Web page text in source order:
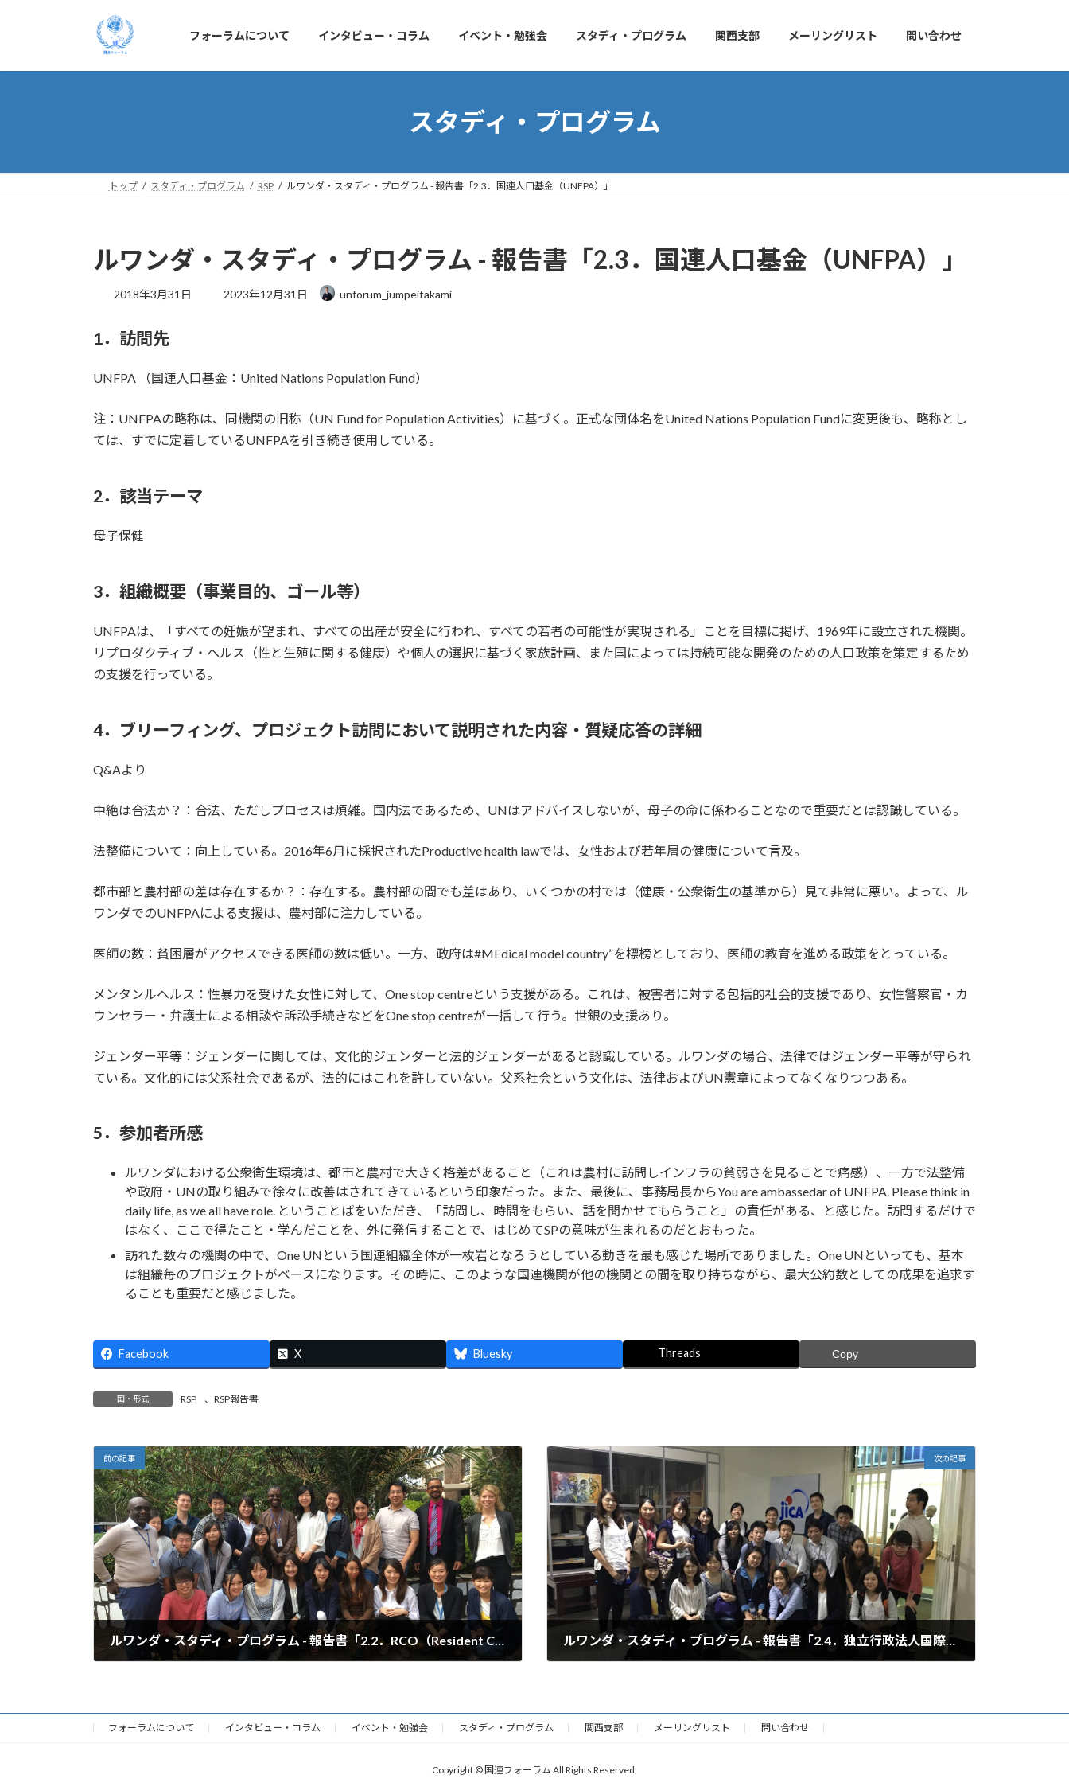
フォーラムについて インタビュー・コラム イベント・勉強会 スタディ・プログラム 関西支部 メーリングリスト 問い合わせ
スタディ・プログラム
トップ スタディ・プログラム RSP ルワンダ・スタディ・プログラム - 報告書「2.3．国連人口基金（UNFPA）」
ルワンダ・スタディ・プログラム - 報告書「2.3．国連人口基金（UNFPA）」
2018年3月31日
最
:
2023年12月31日 unforum_jumpeitakami
1．訪問先
UNFPA （国連人口基金：United Nations Population Fund）
注：UNFPAの略称は、同機関の旧称（UN Fund for Population Activities）に基づく。正式な団体名をUnited Nations Population Fundに変更後も、略称とし
ては、すでに定着しているUNFPAを引き続き使用している。
2．該当テーマ
母子保健
3．組織概要（事業目的、ゴール等）
UNFPAは、「すべての妊娠が望まれ、すべての出産が安全に行われ、すべての若者の可能性が実現される」ことを目標に掲げ、1969年に設立された機関。
リプロダクティブ・ヘルス（性と生殖に関する健康）や個人の選択に基づく家族計画、また国によっては持続可能な開発のための人口政策を策定するため
の支援を行っている。
4．ブリーフィング、プロジェクト訪問において説明された内容・質疑応答の詳細
Q&Aより
中絶は合法か？：合法、ただしプロセスは煩雑。国内法であるため、UNはアドバイスしないが、母子の命に係わることなので重要だとは認識している。
法整備について：向上している。2016年6月に採択されたProductive health lawでは、女性および若年層の健康について言及。
都市部と農村部の差は存在するか？：存在する。農村部の間でも差はあり、いくつかの村では（健康・公衆衛生の基準から）見て非常に悪い。よって、ル
ワンダでのUNFPAによる支援は、農村部に注力している。
医師の数：貧困層がアクセスできる医師の数は低い。一方、政府は#MEdical model country”を標榜としており、医師の教育を進める政策をとっている。
メンタンルヘルス：性暴力を受けた女性に対して、One stop centreという支援がある。これは、被害者に対する包括的社会的支援であり、女性警察官・カ
ウンセラー・弁護士による相談や訴訟手続きなどをOne stop centreが一括して行う。世銀の支援あり。
ジェンダー平等：ジェンダーに関しては、文化的ジェンダーと法的ジェンダーがあると認識している。ルワンダの場合、法律ではジェンダー平等が守られ
ている。文化的には父系社会であるが、法的にはこれを許していない。父系社会という文化は、法律およびUN憲章によってなくなりつつある。
5．参加者所感
ルワンダにおける公衆衛生環境は、都市と農村で大きく格差があること（これは農村に訪問しインフラの貧弱さを見ることで痛感）、一方で法整備
や政府・UNの取り組みで徐々に改善はされてきているという印象だった。また、最後に、事務局長からYou are ambassedar of UNFPA. Please think in
daily life, as we all have role. ということばをいただき、「訪問し、時間をもらい、話を聞かせてもらうこと」の責任がある、と感じた。訪問するだけで
はなく、ここで得たこと・学んだことを、外に発信することで、はじめてSPの意味が生まれるのだとおもった。
訪れた数々の機関の中で、One UNという国連組織全体が一枚岩となろうとしている動きを最も感じた場所でありました。One UNといっても、基本
は組織毎のプロジェクトがベースになります。その時に、このような国連機関が他の機関との間を取り持ちながら、最大公約数としての成果を追求す
ることも重要だと感じました。
Facebook X Bluesky Threads Copy
国・形式 RSP 、 RSP報告書
前の記事
ルワンダ・スタディ・プログラム - 報告書「2.2．RCO（Resident Coordinator’s Office：国連常駐調整官事務所）」
次の記事
ルワンダ・スタディ・プログラム - 報告書「2.4．独立行政法人国際協力機構（JICA）」
フォーラムについて インタビュー・コラム イベント・勉強会 スタディ・プログラム 関西支部 メーリングリスト 問い合わせ
Copyright © 国連フォーラム All Rights Reserved.